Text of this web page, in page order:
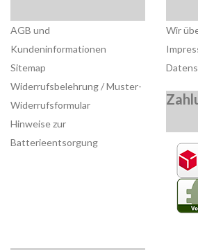
AGB und
Kundeninformationen
Sitemap
Widerrufsbelehrung / Muster-
Widerrufsformular
Hinweise zur
Batterieentsorgung
Wir